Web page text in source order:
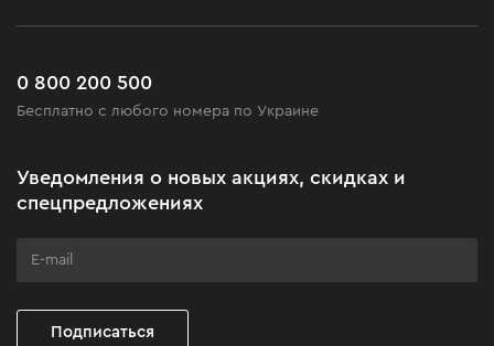
Черная пятница
Клуб мастерства
Часто задаваемые вопросы
0 800 200 500
Бесплатно с любого номера по Украине
Уведомления о новых акциях, скидках и
спецпредложениях
Подписаться